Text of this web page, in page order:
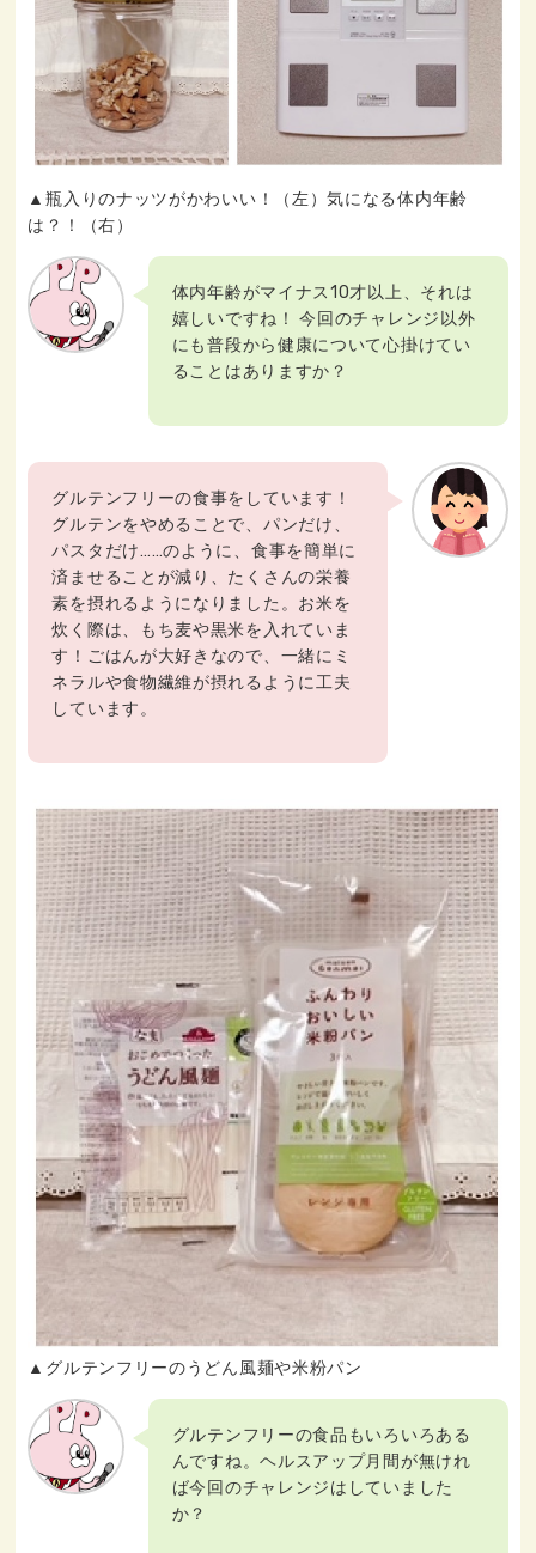
▲瓶入りのナッツがかわいい！（左）気になる体内年齢
は？！（右）
体内年齢がマイナス10才以上、それは
嬉しいですね！ 今回のチャレンジ以外
にも普段から健康について心掛けてい
ることはありますか？
グルテンフリーの食事をしています！
グルテンをやめることで、パンだけ、
パスタだけ……のように、食事を簡単に
済ませることが減り、たくさんの栄養
素を摂れるようになりました。お米を
炊く際は、もち麦や黒米を入れていま
す！ごはんが大好きなので、一緒にミ
ネラルや食物繊維が摂れるように工夫
しています。
▲グルテンフリーのうどん風麺や米粉パン
グルテンフリーの食品もいろいろある
んですね。ヘルスアップ月間が無けれ
ば今回のチャレンジはしていました
か？